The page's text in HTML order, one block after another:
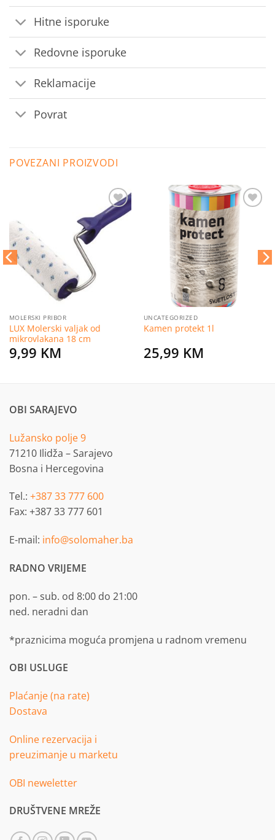
Hitne isporuke
Redovne isporuke
Reklamacije
Povrat
POVEZANI PROIZVODI
Dodaj
na
MOLERSKI PRIBOR
LUX Molerski valjak od
mikrovlakana 18 cm
9,99 KM
UNCATEGORIZED
Kamen protekt 1l
25,99 KM
OBI SARAJEVO
Lužansko polje 9
71210 Ilidža – Sarajevo
Bosna i Hercegovina
Tel.: +387 33 777 600
Fax: +387 33 777 601
E-mail: info@solomaher.ba
RADNO VRIJEME
pon. – sub. od 8:00 do 21:00
ned. neradni dan
*praznicima moguća promjena u radnom vremenu
OBI USLUGE
Plaćanje (na rate)
Dostava
Online rezervacija i
preuzimanje u marketu
OBI neweletter
DRUŠTVENE MREŽE